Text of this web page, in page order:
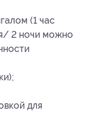
(1 час
2 ночи можно
для